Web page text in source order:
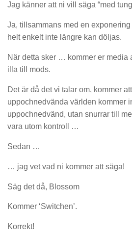
Jag känner att ni vill säga “med
Ja, tillsammans med en
helt enkelt inte längre kan döljas.
När detta sker … kommer er media
illa till mods.
Det är då det vi talar om, kommer
uppochnedvända världen kommer
uppochnedvänd, utan snurrar till
vara utom kontroll …
Sedan …
… jag vet vad ni kommer att säga!
Säg det då, Blossom
Kommer ‘Switchen’.
Korrekt!